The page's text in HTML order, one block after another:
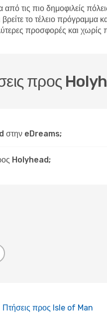
τις πιο δημοφιλείς
το τέλειο πρόγραμμα
προσφορές και
προς
στην eDreams;
Holyhead;
Πτήσεις προς Isle of Man